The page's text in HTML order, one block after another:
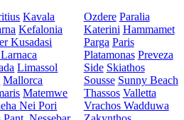
Kavala
Kefalonia
Kusadasi
Larnaca
Limassol
Mallorca
Matemwe
Nei Pori
Ozdere Paralia
Katerini Hammamet
Parga Paris
Platamonas Preveza
Side Skiathos
Sousse Sunny Beach
Thassos Valletta
Vrachos Wadduwa